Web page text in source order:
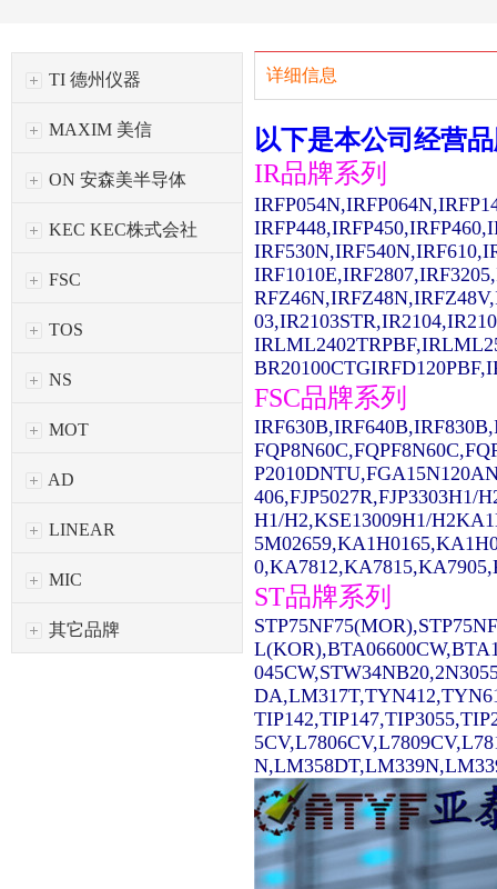
TI 德州仪器
MAXIM 美信
ON 安森美半导体
KEC KEC株式会社
FSC
TOS
NS
MOT
AD
LINEAR
MIC
其它品牌
详细信息
以下是本公司经营
IR品牌系列
FSC品牌系列
406,FJP5027R,FJP3303H1/
H1/H2,KSE13009H1/
ST品牌系列